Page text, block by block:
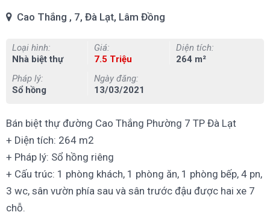
Cao Thắng , 7, Đà Lạt, Lâm Đồng
Loại hình:
Nhà biệt thự
Giá:
7.5 Triệu
Diện tích:
264 m²
Pháp lý:
Sổ hồng
Ngày đăng:
13/03/2021
Bán biệt thự đường Cao Thắng Phường 7 TP Đà Lạt
+ Diện tích: 264 m2
+ Pháp lý: Sổ hồng riêng
+ Cấu trúc: 1 phòng khách, 1 phòng ăn, 1 phòng bếp, 4 pn,
3 wc, sân vườn phía sau và sân trước đậu được hai xe 7
chỗ.